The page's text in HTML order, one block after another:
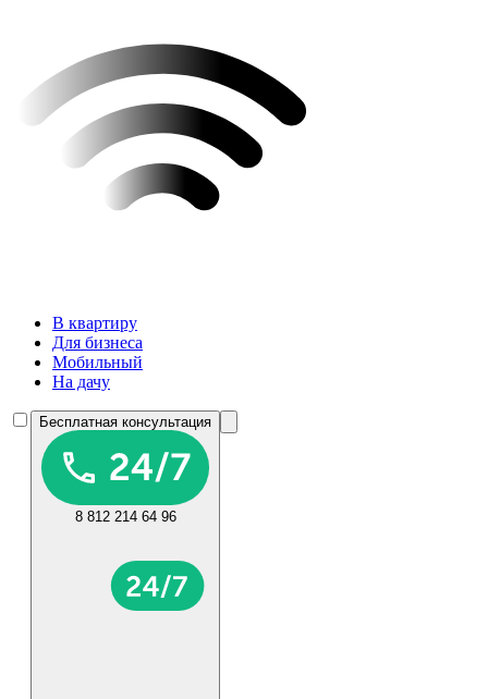
В квартиру
Для бизнеса
Мобильный
На дачу
Бесплатная консультация
8 812 214 64 96